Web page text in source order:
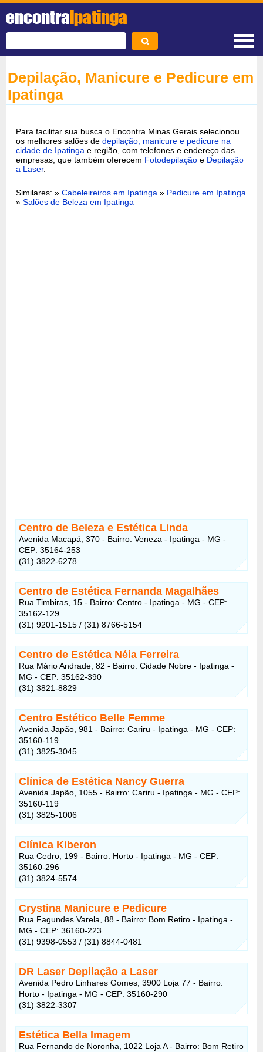
encontraIpatinga
Depilação, Manicure e Pedicure em
Ipatinga
Para facilitar sua busca o Encontra Minas Gerais selecionou
os melhores salões dedepilação, manicure e pedicure na
cidade de Ipatinga e região, com telefones e endereço das
empresas, que também oferecem Fotodepilação e Depilação
a Laser.
Similares: »Cabeleireiros em Ipatinga » Pedicure em Ipatinga
»Salões de Beleza em Ipatinga
Centro de Beleza e Estética Linda
Avenida Macapá, 370 - Bairro: Veneza - Ipatinga - MG -
CEP: 35164-253
(31) 3822-6278
Centro de Estética Fernanda Magalhães
Rua Timbiras, 15 - Bairro: Centro - Ipatinga - MG - CEP:
35162-129‎
(31) 9201-1515 / (31) 8766-5154
Centro de Estética Néia Ferreira
Rua Mário Andrade, 82 - Bairro: Cidade Nobre - Ipatinga -
MG - CEP: 35162-390‎
(31) 3821-8829
Centro Estético Belle Femme
Avenida Japão, 981 - Bairro: Cariru - Ipatinga - MG - CEP:
35160-119
(31) 3825-3045
Clínica de Estética Nancy Guerra
Avenida Japão, 1055 - Bairro: Cariru - Ipatinga - MG - CEP:
35160-119
(31) 3825-1006
Clínica Kiberon
Rua Cedro, 199 - Bairro: Horto - Ipatinga - MG - CEP:
35160-296
(31) 3824-5574
Crystina Manicure e Pedicure
Rua Fagundes Varela, 88 - Bairro: Bom Retiro - Ipatinga -
MG - CEP: 36160-223
(31) 9398-0553 / (31) 8844-0481
DR Laser Depilação a Laser
Avenida Pedro Linhares Gomes, 3900 Loja 77 - Bairro:
Horto - Ipatinga - MG - CEP: 35160-290
(31) 3822-3307
Estética Bella Imagem
Rua Fernando de Noronha, 1022 Loja A - Bairro: Bom Retiro